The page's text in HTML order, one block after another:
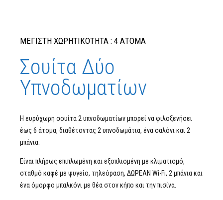
ΜΕΓΙΣΤΗ ΧΩΡΗΤΙΚΟΤΗΤΑ : 4 ΑΤΟΜΑ
Σουίτα Δύο
Υπνοδωματίων
Η ευρύχωρη σουίτα 2 υπνοδωματίων μπορεί να φιλοξενήσει
έως 6 άτομα, διαθέτοντας 2 υπνοδωμάτια, ένα σαλόνι και 2
μπάνια.
Είναι πλήρως επιπλωμένη και εξοπλισμένη με κλιματισμό,
σταθμό καφέ με ψυγείο, τηλεόραση, ΔΩΡΕΑΝ Wi-Fi, 2 μπάνια και
ένα όμορφο μπαλκόνι με θέα στον κήπο και την πισίνα.